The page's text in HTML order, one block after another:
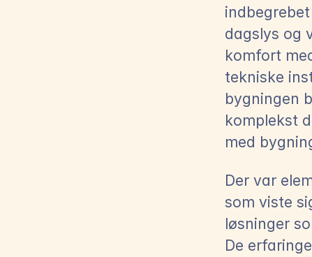
dagslys og
komfort
tekniske
bygningen
komplekst
med
Der var
som viste
løsninger
De